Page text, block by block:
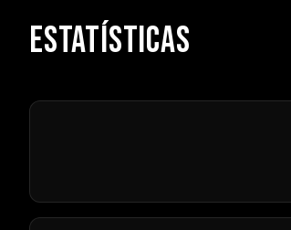
ESTATÍSTICAS